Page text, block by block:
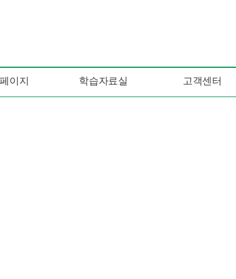
이지 학습자료실 고객센터